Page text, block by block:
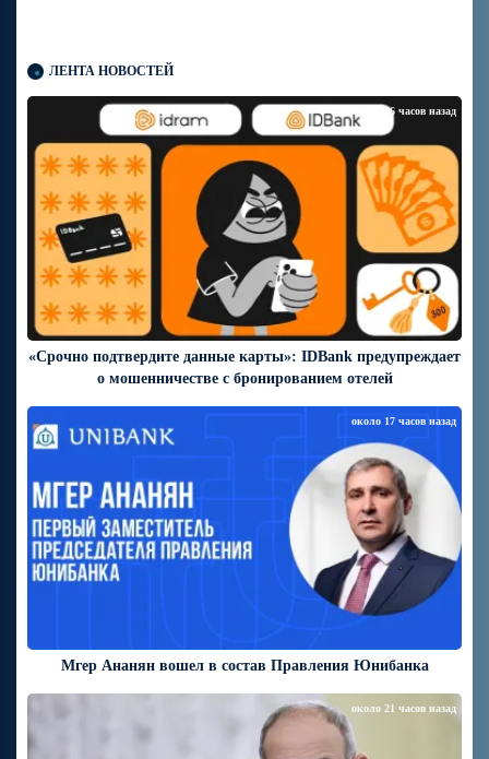
ЛЕНТА НОВОСТЕЙ
«Срочно подтвердите данные карты»: IDBank предупреждает
о мошенничестве с бронированием отелей
около 16 часов назад
Мгер Ананян вошел в состав Правления Юнибанка
около 17 часов назад
около 21 часов назад